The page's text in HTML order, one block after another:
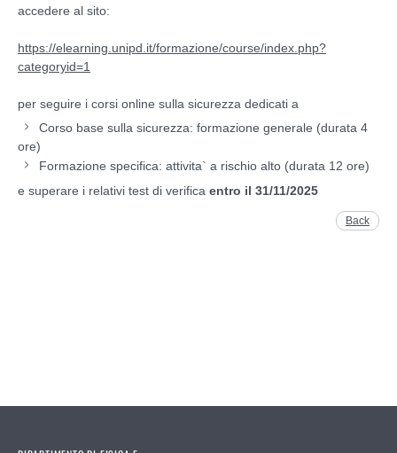
accedere al sito:
https://elearning.unipd.it/formazione/course/index.php?
categoryid=1
per seguire i corsi online sulla sicurezza dedicati a
Corso base sulla sicurezza: formazione generale (durata 4
ore)
Formazione specifica: attivita` a rischio alto (durata 12 ore)
e superare i relativi test di verifica entro il 31/11/2025
Back